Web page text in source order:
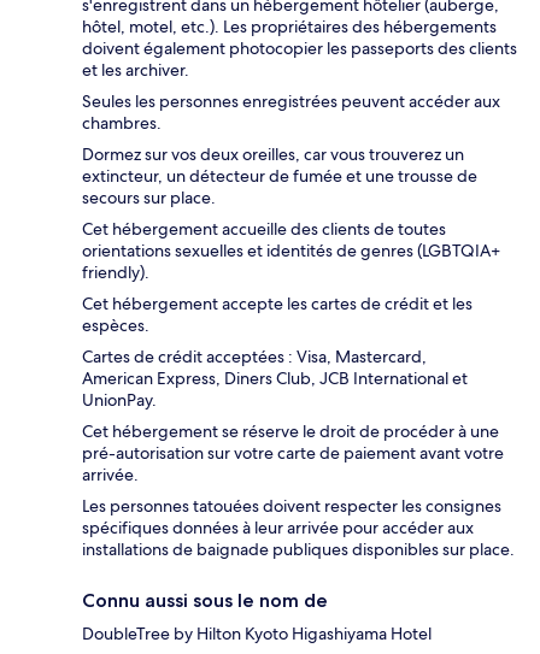
s'enregistrent dans un hébergement hôtelier (auberge,
hôtel, motel, etc.). Les propriétaires des hébergements
doivent également photocopier les passeports des clients
et les archiver.
Seules les personnes enregistrées peuvent accéder aux
chambres.
Dormez sur vos deux oreilles, car vous trouverez un
extincteur, un détecteur de fumée et une trousse de
secours sur place.
Cet hébergement accueille des clients de toutes
orientations sexuelles et identités de genres (LGBTQIA+
friendly).
Cet hébergement accepte les cartes de crédit et les
espèces.
Cartes de crédit acceptées : Visa, Mastercard,
American Express, Diners Club, JCB International et
UnionPay.
Cet hébergement se réserve le droit de procéder à une
pré-autorisation sur votre carte de paiement avant votre
arrivée.
Les personnes tatouées doivent respecter les consignes
spécifiques données à leur arrivée pour accéder aux
installations de baignade publiques disponibles sur place.
Connu aussi sous le nom de
DoubleTree by Hilton Kyoto Higashiyama Hotel